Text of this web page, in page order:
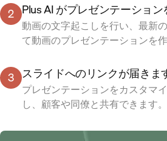
2 Plus AI がプレゼンテーショ
動画の文字起こしを行い、最新
て動画のプレゼンテーションを作
3 スライドへのリンクが届きま
プレゼンテーションをカスタマ
し、顧客や同僚と共有できます。